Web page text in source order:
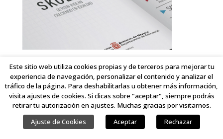
COPYRIGHT © 2023 LINKING IDEAS. TODOS LOS DERECHOS RESERVADOS.
Este sitio web utiliza cookies propias y de terceros para mejorar tu
experiencia de navegación, personalizar el contenido y analizar el
tráfico de la página. Para deshabilitarlas u obtener más información,
visita ajustes de cookies. Si clicas sobre "aceptar", siempre podrás
retirar tu autorización en ajustes. Muchas gracias por visitarnos.
Ajuste de Cookies
Aceptar Rechazar